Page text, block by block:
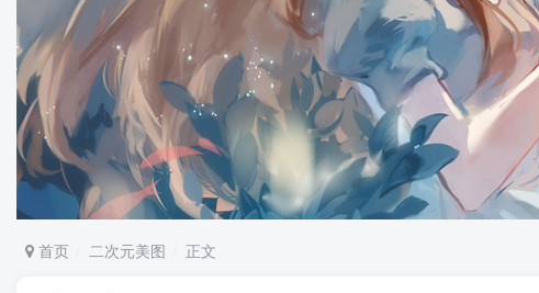
首页 二次元美图 正文